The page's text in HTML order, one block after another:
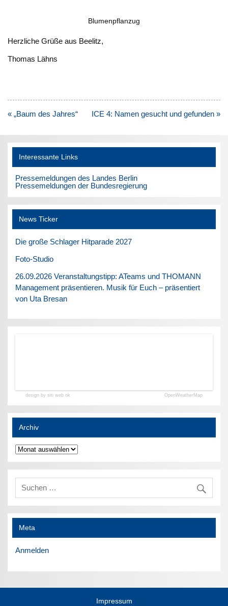
Blumenpflanzug
Herzliche Grüße aus Beelitz,
Thomas Lähns
Beitragsnavigation
« „Baum des Jahres“ ICE 4: Namen gesucht und gefunden »
Interessante Links
Pressemeldungen des Landes Berlin
Pressemeldungen der Bundesregierung
News Ticker
Die große Schlager Hitparade 2027
Foto-Studio
26.09.2026 Veranstaltungstipp: ATeams und THOMANN
Management präsentieren. Musik für Euch – präsentiert
von Uta Bresan
design by siti web ok OpenWeatherMap
Archiv
Archiv
Meta
Anmelden
Impressum